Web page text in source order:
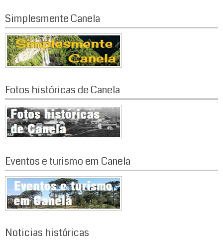
o
p
o
r
p
o
s
t
s
Simplesmente Canela
Fotos históricas de Canela
Eventos e turismo em Canela
Noticias históricas